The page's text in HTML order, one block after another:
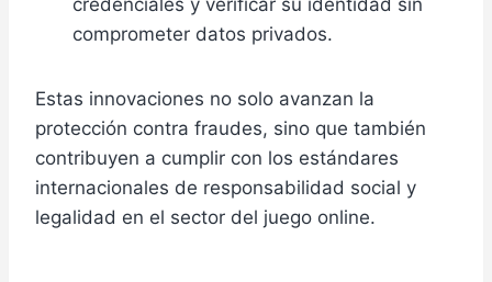
credenciales y verificar su identidad sin
comprometer datos privados.
Estas innovaciones no solo avanzan la
protección contra fraudes, sino que también
contribuyen a cumplir con los estándares
internacionales de responsabilidad social y
legalidad en el sector del juego online.